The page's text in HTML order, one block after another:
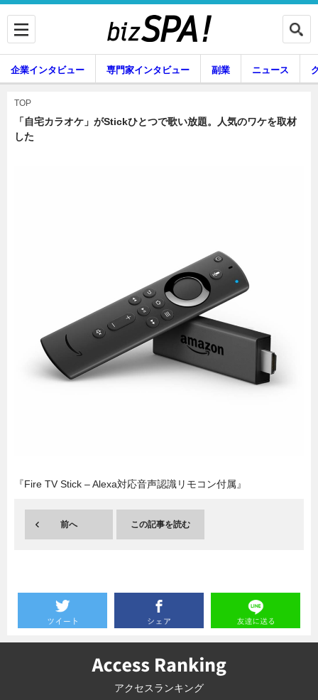
スキル
暮らし エンタメ
企業インタビュー 専門家インタビュー 副業 ニュース
暮らし
TOP
「自宅カラオケ」がStickひとつで歌い放題。人気のワケを取材
した
『Fire TV Stick – Alexa対応音声認識リモコン付属』
前へ この記事を読む
アクセスランキング